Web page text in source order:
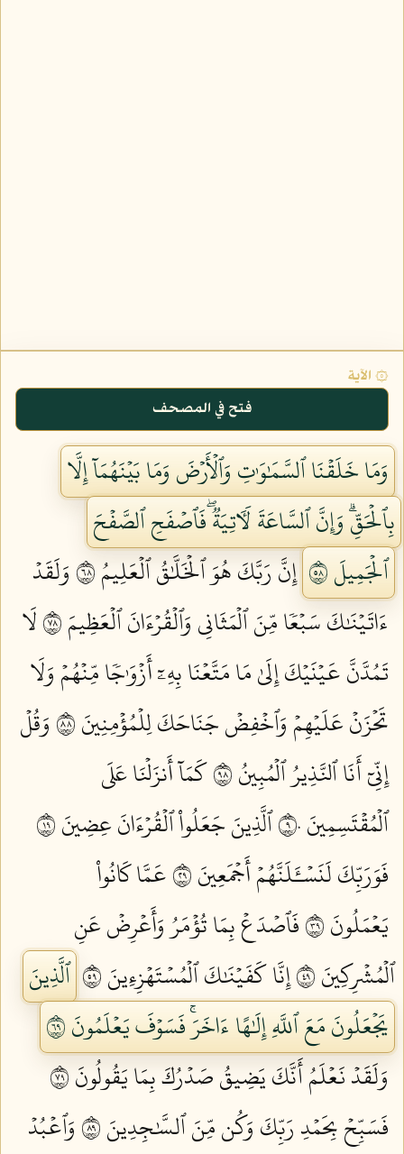
۞ الآية
فتح في المصحف
وَمَا خَلَقۡنَا ٱلسَّمَٰوَٰتِ وَٱلۡأَرۡضَ وَمَا بَيۡنَهُمَآ إِلَّا
بِٱلۡحَقِّۗ وَإِنَّ ٱلسَّاعَةَ لَأٓتِيَةٞۖ فَٱصۡفَحِ ٱلصَّفۡحَ
ٱلۡجَمِيلَ ٨٥
إِنَّ رَبَّكَ هُوَ ٱلۡخَلَّٰقُ ٱلۡعَلِيمُ ٨٦
وَلَقَدۡ
ءَاتَيۡنَٰكَ سَبۡعٗا مِّنَ ٱلۡمَثَانِي وَٱلۡقُرۡءَانَ ٱلۡعَظِيمَ ٨٧
لَا
تَمُدَّنَّ عَيۡنَيۡكَ إِلَىٰ مَا مَتَّعۡنَا بِهِۦٓ أَزۡوَٰجٗا مِّنۡهُمۡ وَلَا
تَحۡزَنۡ عَلَيۡهِمۡ وَٱخۡفِضۡ جَنَاحَكَ لِلۡمُؤۡمِنِينَ ٨٨
وَقُلۡ
إِنِّيٓ أَنَا ٱلنَّذِيرُ ٱلۡمُبِينُ ٨٩
كَمَآ أَنزَلۡنَا عَلَى
ٱلۡمُقۡتَسِمِينَ ٩٠
ٱلَّذِينَ جَعَلُواْ ٱلۡقُرۡءَانَ عِضِينَ ٩١
فَوَرَبِّكَ لَنَسۡـَٔلَنَّهُمۡ أَجۡمَعِينَ ٩٢
عَمَّا كَانُواْ
يَعۡمَلُونَ ٩٣
فَٱصۡدَعۡ بِمَا تُؤۡمَرُ وَأَعۡرِضۡ عَنِ
ٱلۡمُشۡرِكِينَ ٩٤
إِنَّا كَفَيۡنَٰكَ ٱلۡمُسۡتَهۡزِءِينَ ٩٥
ٱلَّذِينَ
يَجۡعَلُونَ مَعَ ٱللَّهِ إِلَٰهًا ءَاخَرَۚ فَسَوۡفَ يَعۡلَمُونَ ٩٦
وَلَقَدۡ نَعۡلَمُ أَنَّكَ يَضِيقُ صَدۡرُكَ بِمَا يَقُولُونَ ٩٧
فَسَبِّحۡ بِحَمۡدِ رَبِّكَ وَكُن مِّنَ ٱلسَّٰجِدِينَ ٩٨
وَٱعۡبُدۡ